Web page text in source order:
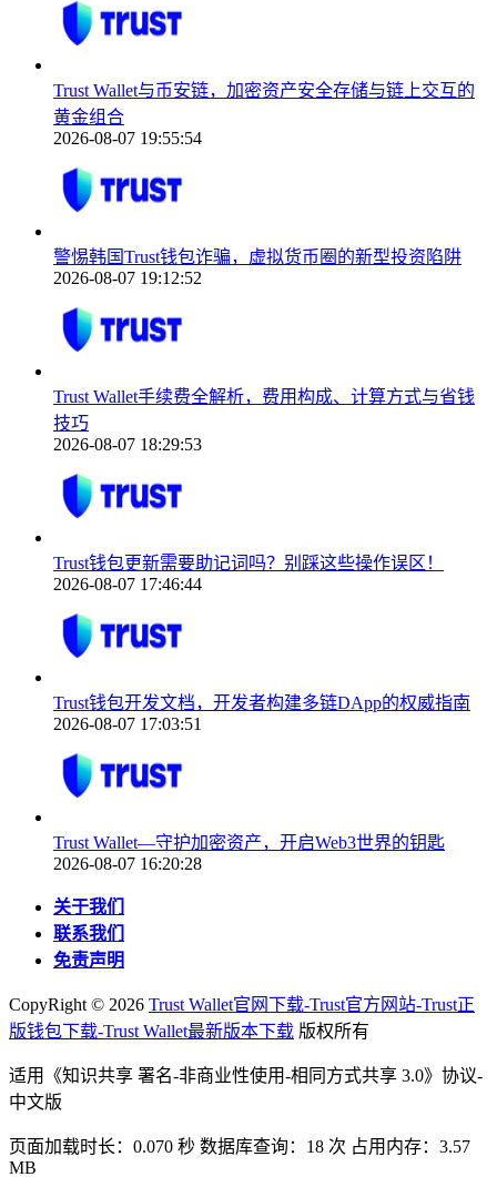
Trust Wallet与币安链，加密资产安全存储与链上交互的
黄金组合
2026-08-07 19:55:54
警惕韩国Trust钱包诈骗，虚拟货币圈的新型投资陷阱
2026-08-07 19:12:52
Trust Wallet手续费全解析，费用构成、计算方式与省钱
技巧
2026-08-07 18:29:53
Trust钱包更新需要助记词吗？别踩这些操作误区！
2026-08-07 17:46:44
Trust钱包开发文档，开发者构建多链DApp的权威指南
2026-08-07 17:03:51
Trust Wallet—守护加密资产，开启Web3世界的钥匙
2026-08-07 16:20:28
关于我们
联系我们
免责声明
CopyRight © 2026 Trust Wallet官网下载-Trust官方网站-Trust正
版钱包下载-Trust Wallet最新版本下载 版权所有
适用《知识共享 署名-非商业性使用-相同方式共享 3.0》协议-
中文版
页面加载时长：0.070 秒 数据库查询：18 次 占用内存：3.57
MB